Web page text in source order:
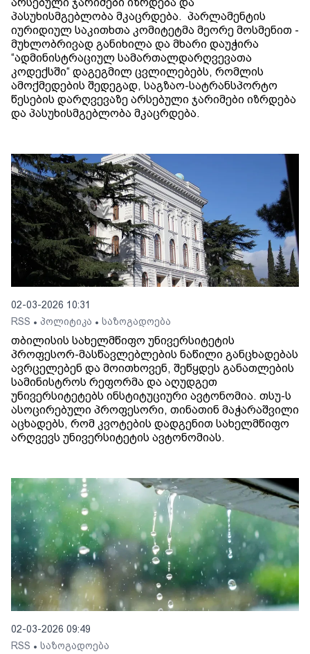
პასუხისმგებლობა მკაცრდება. პარლამენტის
იურიდიულ საკითხთა კომიტეტმა მეორე მოსმენით -
მუხლობრივად განიხილა და მხარი დაუჭირა
“ადმინისტრაციულ სამართალდარღვევათა
კოდექსში“ დაგეგმილ ცვლილებებს, რომლის
ამოქმედების შედეგად, საგზაო-სატრანსპორტო
წესების დარღვევაზე არსებული ჯარიმები იზრდება
და პასუხისმგებლობა მკაცრდება.
02-03-2026 10:31
RSS • პოლიტიკა • საზოგადოება
თბილისის სახელმწიფო უნივერსიტეტის
პროფესორ-მასწავლებლების ნაწილი განცხადებას
ავრცელებენ და მოითხოვენ, შეწყდეს განათლების
სამინისტროს რეფორმა და აღუდგეთ
უნივერსიტეტებს ინსტიტუციური ავტონომია. თსუ-ს
ასოცირებული პროფესორი, თინათინ მაჭარაშვილი
აცხადებს, რომ კვოტების დადგენით სახელმწიფო
არღვევს უნივერსიტეტის ავტონომიას.
02-03-2026 09:49
RSS • საზოგადოება